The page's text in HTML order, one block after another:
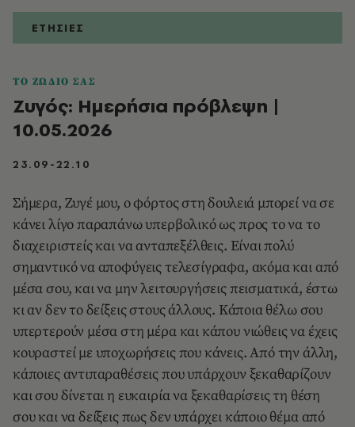
ΕΤΗΣΙΕΣ
ΤΟ ΖΩΔΙΟ ΣΑΣ
Ζυγός: Ημερήσια πρόβλεψη |
10.05.2026
23.09-22.10
Σήμερα, Ζυγέ μου, ο φόρτος στη δουλειά μπορεί να σε
κάνει λίγο παραπάνω υπερβολικό ως προς το να το
διαχειριστείς και να ανταπεξέλθεις. Είναι πολύ
σημαντικό να αποφύγεις τελεσίγραφα, ακόμα και από
μέσα σου, και να μην λειτουργήσεις πεισματικά, έστω
κι αν δεν το δείξεις στους άλλους. Κάποια θέλω σου
υπερτερούν μέσα στη μέρα και κάπου νιώθεις να έχεις
κουραστεί με υποχωρήσεις που κάνεις. Από την άλλη,
κάποιες αντιπαραθέσεις που υπάρχουν ξεκαθαρίζουν
και σου δίνεται η ευκαιρία να ξεκαθαρίσεις τη θέση
σου και να δείξεις πως δεν υπάρχει κάποιο θέμα από